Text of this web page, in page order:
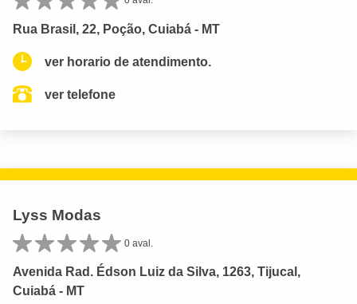
Rua Brasil, 22, Poção, Cuiabá - MT
ver horario de atendimento.
ver telefone
Lyss Modas
0 aval.
Avenida Rad. Édson Luiz da Silva, 1263, Tijucal,
Cuiabá - MT